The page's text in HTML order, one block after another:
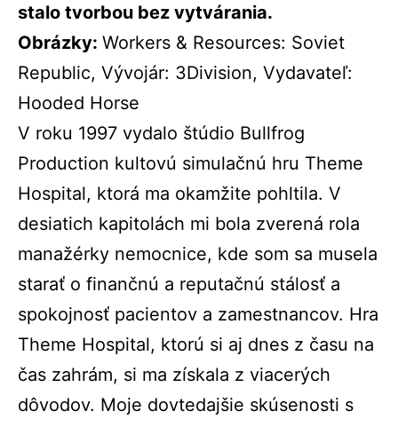
stalo tvorbou bez vytvárania.
Obrázky: Workers & Resources: Soviet
Republic, Vývojár: 3Division, Vydavateľ:
Hooded Horse
V roku 1997 vydalo štúdio Bullfrog
Production kultovú simulačnú hru Theme
Hospital, ktorá ma okamžite pohltila. V
desiatich kapitolách mi bola zverená rola
manažérky nemocnice, kde som sa musela
starať o finančnú a reputačnú stálosť a
spokojnosť pacientov a zamestnancov. Hra
Theme Hospital, ktorú si aj dnes z času na
čas zahrám, si ma získala z viacerých
dôvodov. Moje dovtedajšie skúsenosti s